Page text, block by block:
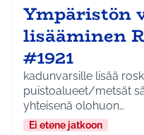
Ympäristön
lisääminen
#1921
kadunvarsille lisää
puistoalueet/metsät
yhteisenä olohuon…
Ei etene jatkoon